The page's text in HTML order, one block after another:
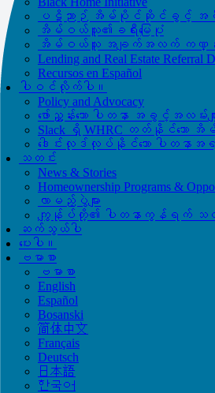
ပဋိညာဉ် အိမ်ပိုင်ဆိုင်ခွင့် အ
အိမ်ဝယ်သူ၏ခရီးမြေပုံ
အိမ်ဝယ်သူ အချက်အလက် ကဏ္ဍမ
Lending and Real Estate Referral
Recursos en Español
ပါဝင်လိုက်ပါ။
Policy and Advocacy
ဖော်ညွှန်းသော ပါတနာ အခွင့်အလမ်းမျာ
Slack ရှိ WHRC တတ်နိုင်သ
ဒေါင်းလုဒ်လုပ်နိုင်သော ပါတနာအရင်
သတင်း
News & Stories
Homeownership Programs &
လာမည့်ပွဲများ
ကျွန်ုပ်တို့၏ ပါတနာကွန်ရက် သတ
ဆက်သွယ်ပါ
ပေးပါ။
ဗမာစာ
ဗမာစာ
English
Español
Bosanski
简体中文
Français
Deutsch
日本語
한국어